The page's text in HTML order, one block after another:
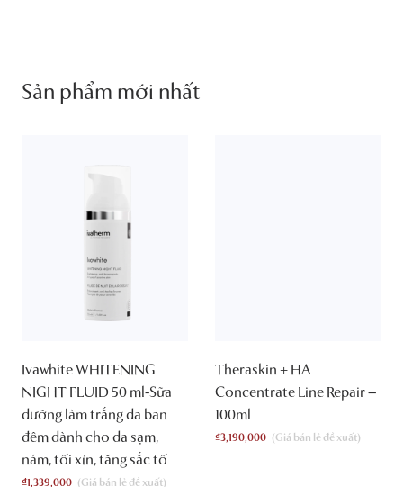
Sản phẩm mới nhất
Ivawhite WHITENING
NIGHT FLUID 50 ml-Sữa
dưỡng làm trắng da ban
đêm dành cho da sạm,
nám, tối xỉn, tăng sắc tố
₫ 1,339,000
Theraskin + HA
Concentrate Line Repair –
100ml
₫3,190,000